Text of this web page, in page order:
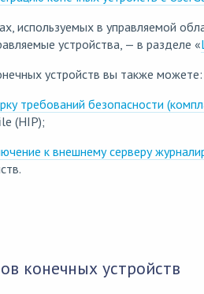
используемых в управляемой
устройства, — в разделе «
устройств вы также можете:
требований безопасности
(HIP);
к внешнему серверу
конечных устройств